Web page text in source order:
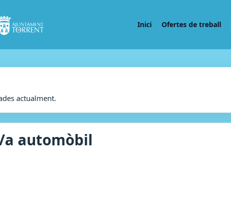
Inici Ofertes de treball
actualment.
a automòbil